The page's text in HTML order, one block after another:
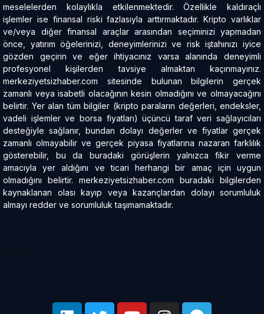
meselelerden kolaylıkla etkilenmektedir. Özellikle kaldıraçlı
işlemler ise finansal riski fazlasıyla arttırmaktadır. Kripto varlıklar
ve/veya diğer finansal araçlar arasından seçiminizi yapmadan
önce, yatırım öğelerinizi, deneyimlerinizi ve risk iştahınızı iyice
gözden geçirin ve eğer ihtiyacınız varsa alanında deneyimli
profesyonel kişilerden tavsiye almaktan kaçınmayınız.
merkeziyetsizhaber.com sitesinde bulunan bilgilerin gerçek
zamanlı veya isabetli olacağının kesin olmadığını ve olmayacağını
belirtir. Yer alan tüm bilgiler (kripto paraların değerleri, endeksler,
vadeli işlemler ve borsa fiyatları) üçüncü taraf veri sağlayıcıları
desteğiyle sağlanır, bundan dolayı değerler ve fiyatlar gerçek
zamanlı olmayabilir ve gerçek piyasa fiyatlarına nazaran farklılık
gösterebilir, bu da buradaki görüşlerin yalnızca fikir verme
amacıyla yer aldığını ve ticari herhangi bir amaç için uygun
olmadığını belirtir. merkeziyetsizhaber.com buradaki bilgilerden
kaynaklanan olası kayıp veya kazançlardan dolayı sorumluluk
almayı redder ve sorumluluk taşımamaktadır.